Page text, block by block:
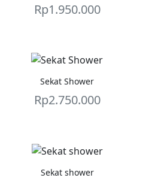
Rp1.950.000
Sekat Shower
Rp2.750.000
Sekat shower